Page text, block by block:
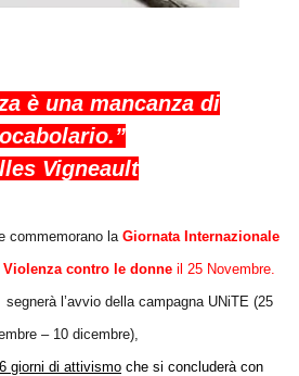
è una mancanza di
Vigneault
commemorano la Giornata Internazionale
contro le donneil 25 Novembre.
l’avvio della campagna UNiTE (25
– 10 dicembre),
giorni di attivismo che si concluderà con